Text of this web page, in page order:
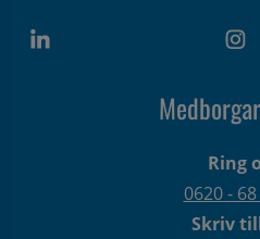
Ring
0620 -
Skriv